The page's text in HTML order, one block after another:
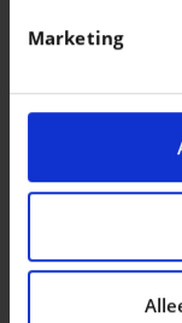
in. U kunt uw
intrekken in de
personaliseren,
bieden en om
delen we
onze partners
combineren
verstrekt of die
Marketing
Nous vous
l’un de nos points
-click2move by
-click2move by